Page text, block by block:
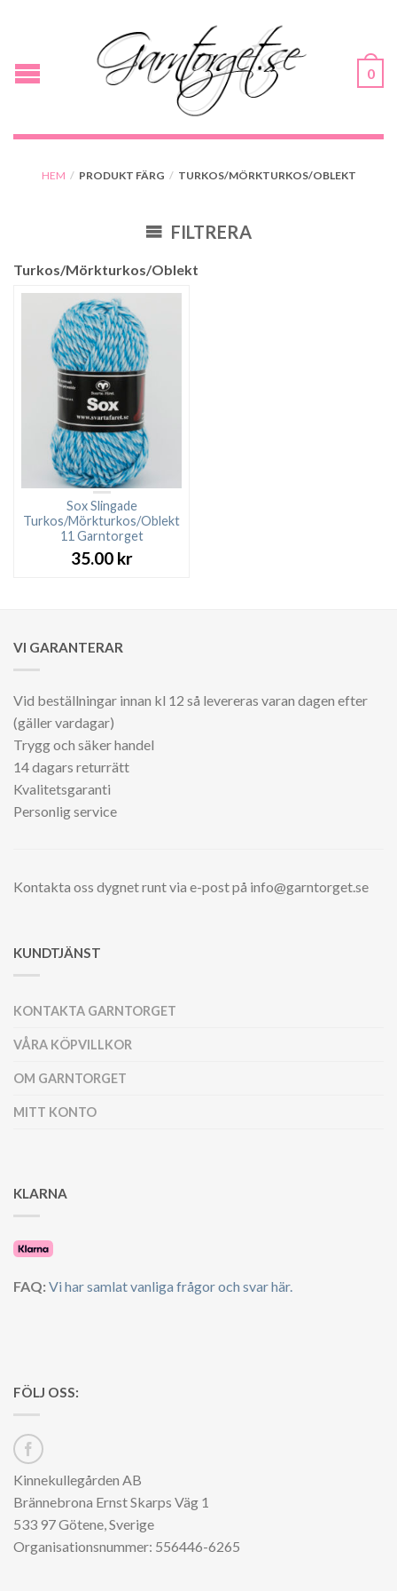
0
HEM / PRODUKT FÄRG / TURKOS/MÖRKTURKOS/OBLEKT
FILTRERA
Turkos/Mörkturkos/Oblekt
Sox Slingade
Turkos/Mörkturkos/Oblekt
11 Garntorget
35.00 kr
VI GARANTERAR
Vid beställningar innan kl 12 så levereras varan dagen efter
(gäller vardagar)
Trygg och säker handel
14 dagars returrätt
Kvalitetsgaranti
Personlig service
Kontakta oss dygnet runt via e-post på info@garntorget.se
KUNDTJÄNST
KONTAKTA GARNTORGET
VÅRA KÖPVILLKOR
OM GARNTORGET
MITT KONTO
KLARNA
FAQ:Vi har samlat vanliga frågor och svar här.
FÖLJ OSS:
Kinnekullegården AB
Brännebrona Ernst Skarps Väg 1
533 97 Götene, Sverige
Organisationsnummer: 556446-6265